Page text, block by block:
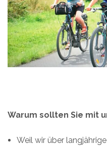
Warum sollten Sie mit
Weil wir über